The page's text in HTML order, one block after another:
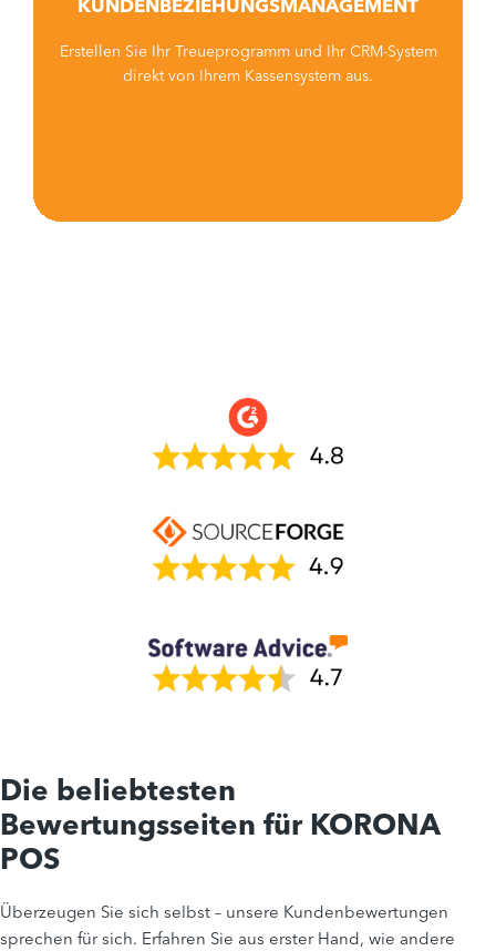
KUNDENBEZIEHUNGSMANAGEMENT
Erstellen Sie Ihr Treueprogramm und Ihr CRM-System
direkt von Ihrem Kassensystem aus.
Die beliebtesten
Bewertungsseiten für KORONA
POS
Überzeugen Sie sich selbst – unsere Kundenbewertungen
sprechen für sich. Erfahren Sie aus erster Hand, wie andere